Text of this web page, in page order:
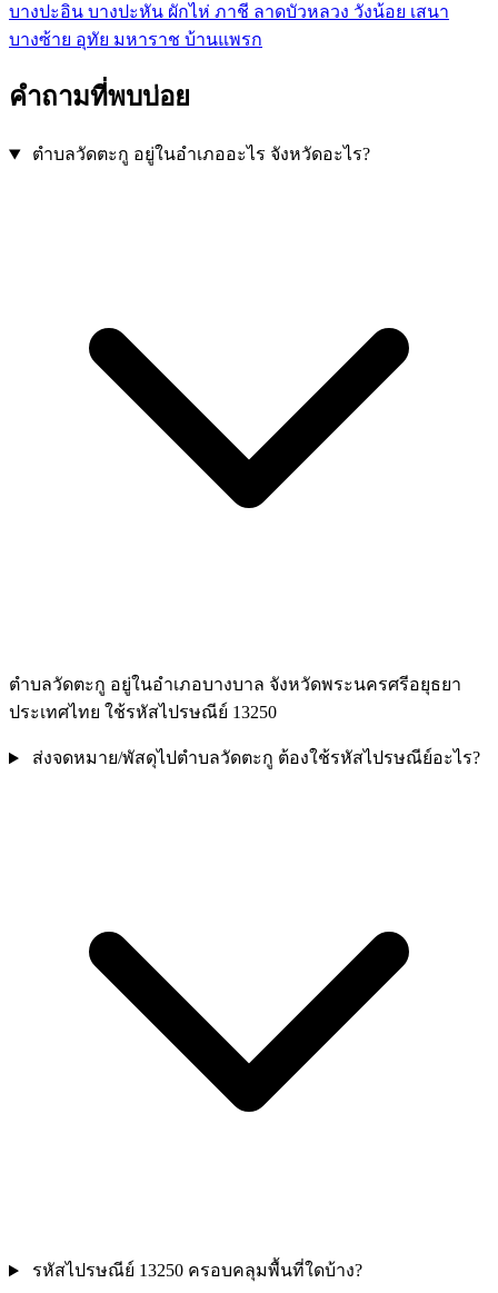
บางปะอิน บางปะหัน ผักไห่ ภาชี ลาดบัวหลวง วังน้อย เสนา
บางซ้าย อุทัย มหาราช บ้านแพรก
คำถามที่พบบ่อย
ตำบลวัดตะกู อยู่ในอำเภออะไร จังหวัดอะไร?
ตำบลวัดตะกู อยู่ในอำเภอบางบาล จังหวัดพระนครศรีอยุธยา
ประเทศไทย ใช้รหัสไปรษณีย์ 13250
ส่งจดหมาย/พัสดุไปตำบลวัดตะกู ต้องใช้รหัสไปรษณีย์อะไร?
รหัสไปรษณีย์ 13250 ครอบคลุมพื้นที่ใดบ้าง?